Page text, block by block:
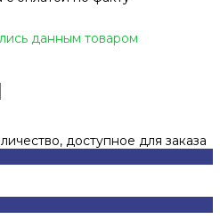
данным товаром
доступное для заказа